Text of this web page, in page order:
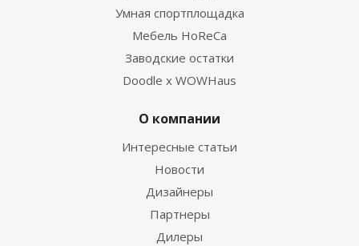
Умная спортплощадка
Мебель HoReCa
Заводские остатки
Doodle x WOWHaus
О компании
Интересные статьи
Новости
Дизайнеры
Партнеры
Дилеры